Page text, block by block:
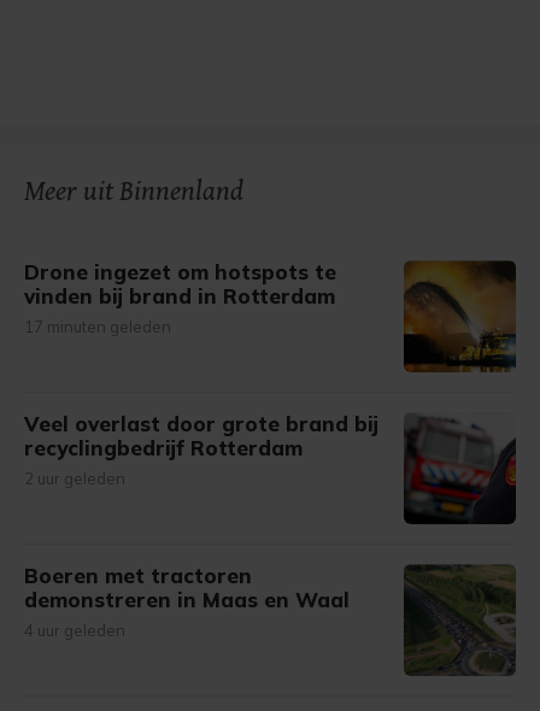
Meer uit Binnenland
Drone ingezet om hotspots te
vinden bij brand in Rotterdam
17 minuten geleden
Veel overlast door grote brand bij
recyclingbedrijf Rotterdam
2 uur geleden
Boeren met tractoren
demonstreren in Maas en Waal
4 uur geleden